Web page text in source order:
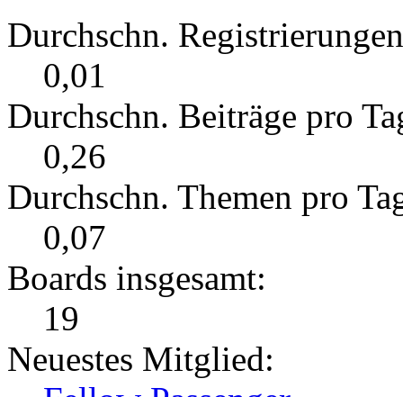
Durchschn.
0,01
Durchschn. Beiträge pro
0,26
Durchschn. Themen pro
0,07
Boards insgesamt:
19
Neuestes Mitglied: